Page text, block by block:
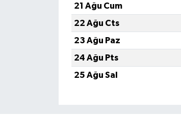
21 Ağu Cum
22 Ağu Cts
23 Ağu Paz
24 Ağu Pts
25 Ağu Sal